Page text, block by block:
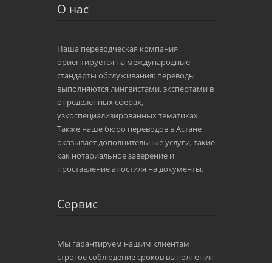
О нас
Наша переводческая компания
ориентируется на международные
стандарты обслуживания: переводы
выполняются лингвистами, экспертами в
определенных сферах,
узкоспециализированных тематиках.
Также наше бюро переводов в Астане
оказывает дополнительные услуги, такие
как нотариальное заверение и
проставление апостиля на документы.
Сервис
Мы гарантируем нашим клиентам
строгое соблюдение сроков выполнения